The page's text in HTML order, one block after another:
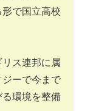
で国立高校
ス連邦に属
ーで今まで
環境を整備